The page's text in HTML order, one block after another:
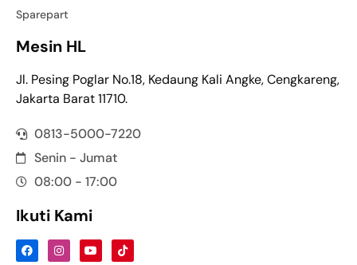
Sparepart
Mesin HL
Jl. Pesing Poglar No.18, Kedaung Kali Angke, Cengkareng,
Jakarta Barat 11710.
0813-5000-7220
Senin - Jumat
08:00 - 17:00
Ikuti Kami